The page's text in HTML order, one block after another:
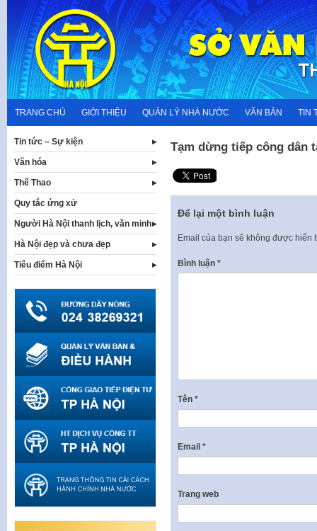
content
TRANG CHỦ GIỚI THIỆU QUẢN LÝ NHÀ NƯỚC VĂN BẢN TIN
Tạm dừng tiếp công dân
Để lại một bình luận
Email của bạn sẽ không được hiển
Bình luận *
Tên *
Email *
Trang web
Tin tức – Sự kiện
Văn hóa
Thể Thao
Quy tắc ứng xử
Người Hà Nội thanh lịch, văn minh
Hà Nội đẹp và chưa đẹp
Tiêu điểm Hà Nội